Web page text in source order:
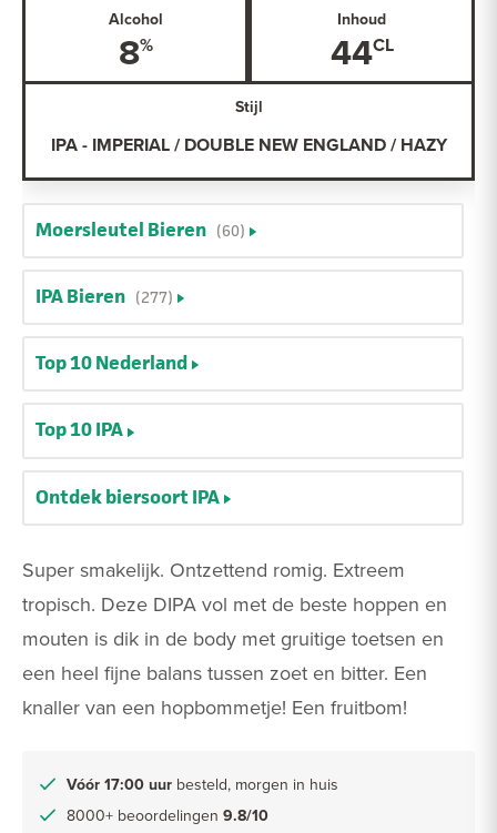
Super smakelijk. Ontzettend romig. Extreem
tropisch. Deze DIPA vol met de beste hoppen en
mouten is dik in de body met gruitige toetsen en
een heel fijne balans tussen zoet en bitter. Een
knaller van een hopbommetje! Een fruitbom!
Vóór 17:00 uur besteld, morgen in huis
8000+ beoordelingen 9.8/10
Alcohol
8
Inhoud
44
Stijl
IPA - IMPERIAL / DOUBLE NEW ENGLAND / HAZY
Moersleutel Bieren (60)
IPA Bieren (277)
Top 10 Nederland
Top 10 IPA
Ontdek biersoort IPA